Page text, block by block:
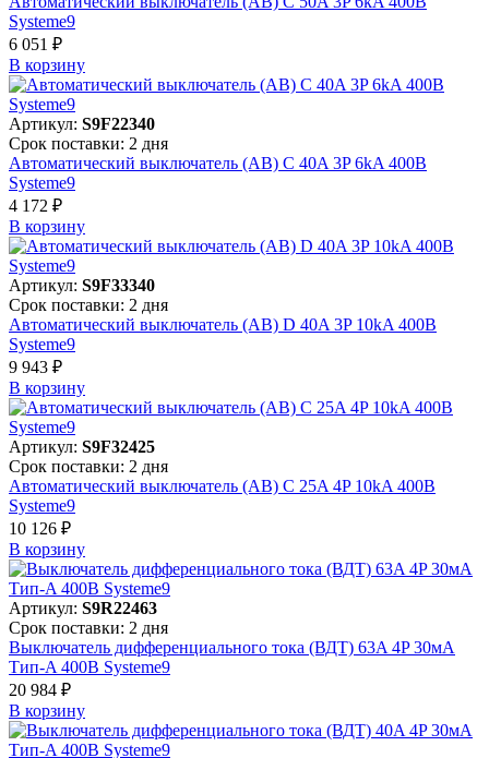
Systeme9
6 051 ₽
В корзинy
Артикул: S9F22340
Срок поставки: 2 дня
Автоматический выключатель (АВ) C 40A 3P 6kA 400В
Systeme9
4 172 ₽
В корзинy
Артикул: S9F33340
Срок поставки: 2 дня
Автоматический выключатель (АВ) D 40A 3P 10kA 400В
Systeme9
9 943 ₽
В корзинy
Артикул: S9F32425
Срок поставки: 2 дня
Автоматический выключатель (АВ) C 25A 4P 10kA 400В
Systeme9
10 126 ₽
В корзинy
Артикул: S9R22463
Срок поставки: 2 дня
Выключатель дифференциального тока (ВДТ) 63A 4P 30мА
Тип-A 400В Systeme9
20 984 ₽
В корзинy